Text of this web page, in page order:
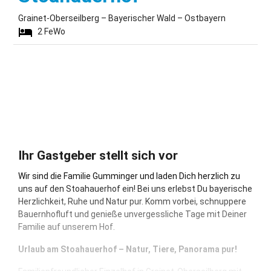
Grainet-Oberseilberg – Bayerischer Wald – Ostbayern
2 FeWo
Ihr Gastgeber stellt sich vor
Wir sind die Familie Gumminger und laden Dich herzlich zu
uns auf den Stoahauerhof ein! Bei uns erlebst Du bayerische
Herzlichkeit, Ruhe und Natur pur. Komm vorbei, schnuppere
Bauernhofluft und genieße unvergessliche Tage mit Deiner
Familie auf unserem Hof.
Urlaub am Stoahauerhof – Natur, Tiere, Panorama pur!